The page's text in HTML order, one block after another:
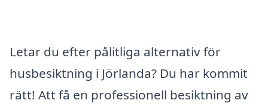
Letar du efter pålitliga alternativ för
husbesiktning i Jörlanda? Du har kommit
rätt! Att få en professionell besiktning av